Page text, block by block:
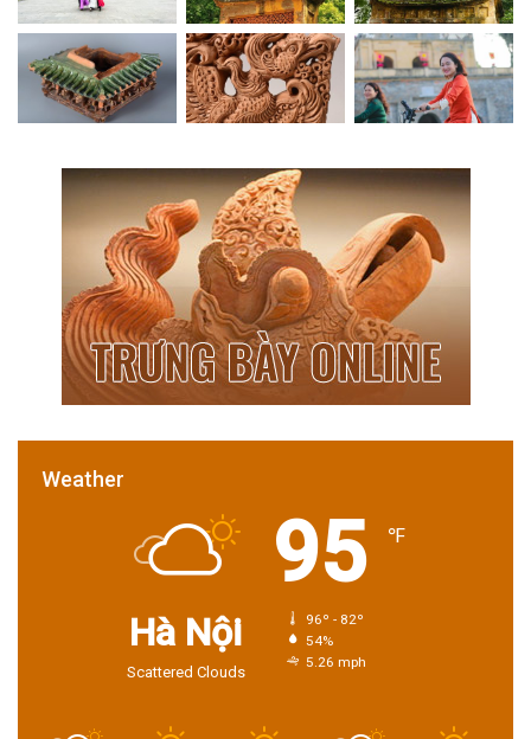
Weather
Hà Nội
Scattered Clouds
95 ℉
96º - 82º
54%
5.26 mph